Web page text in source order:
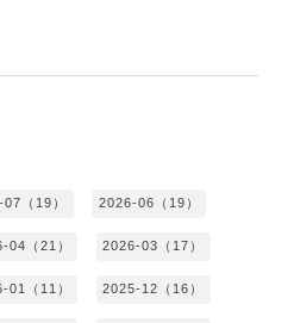
（19） 2026-06（19）
04（21） 2026-03（17）
01（11） 2025-12（16）